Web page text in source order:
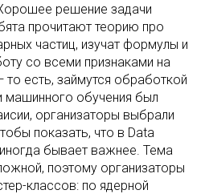
решение задачи
прочитают теорию про
частиц, изучат формулы и
со всеми признаками на
есть, займутся обработкой
обучения был
организаторы выбрали
показать, что в Data
бывает важнее. Тема
поэтому организаторы
классов: по ядерной